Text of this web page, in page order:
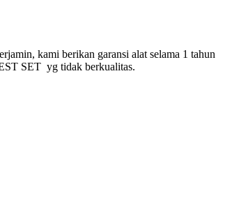
kami berikan garansi alat selama 1 tahun
SET yg tidak berkualitas.